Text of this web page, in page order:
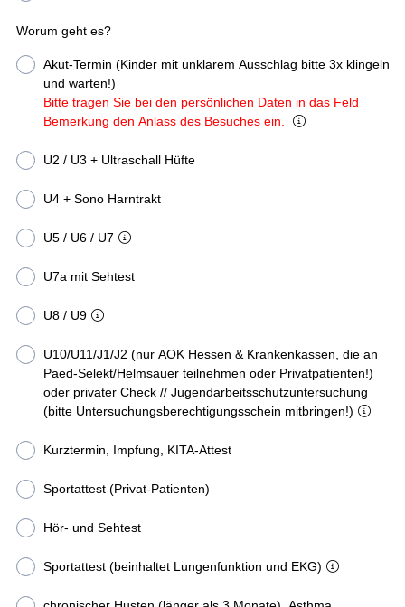
Worum geht es?
Akut-Termin (Kinder mit unklarem Ausschlag bitte 3x klingeln
und warten!)
Bitte tragen Sie bei den persönlichen Daten in das Feld
Bemerkung den Anlass des Besuches ein.
U2 / U3 + Ultraschall Hüfte
U4 + Sono Harntrakt
U5 / U6 / U7
U7a mit Sehtest
U8 / U9
U10/U11/J1/J2 (nur AOK Hessen & Krankenkassen, die an
Paed-Selekt/Helmsauer teilnehmen oder Privatpatienten!)
oder privater Check // Jugendarbeitsschutzuntersuchung
(bitte Untersuchungsberechtigungsschein mitbringen!)
Kurztermin, Impfung, KITA-Attest
Sportattest (Privat-Patienten)
Hör- und Sehtest
Sportattest (beinhaltet Lungenfunktion und EKG)